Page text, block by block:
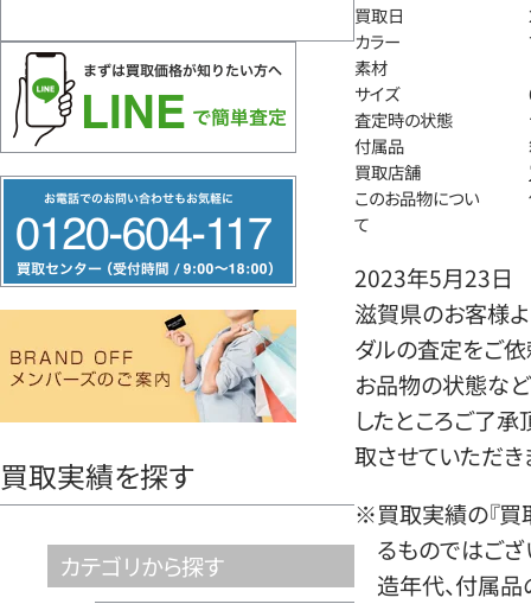
リ
ー
ヤ
買取実績を探す
カテゴリから探す
買取日
カラー
素材
サイズ
査定時の状態
付属品
買取店舗
このお品物につい
て
2023年5月23日
滋賀県のお客様よ
ダルの査定をご依
お品物の状態など
したところご了
取させていただき
※買取実績の『買
るものではござ
造年代、付属品